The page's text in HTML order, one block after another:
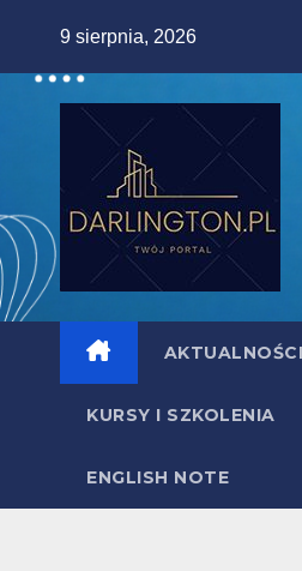
content
9 sierpnia, 2026
AKTUALNOŚCI
KURSY I SZKOLENIA
ENGLISH NOTE